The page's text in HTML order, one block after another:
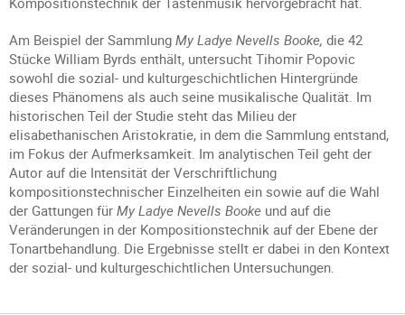
Am Beispiel der Sammlung My Ladye Nevells Booke, die 42
Stücke William Byrds enthält, untersucht Tihomir Popovic
sowohl die sozial- und kulturgeschichtlichen Hintergründe
dieses Phänomens als auch seine musikalische Qualität. Im
historischen Teil der Studie steht das Milieu der
elisabethanischen Aristokratie, in dem die Sammlung entstand,
im Fokus der Aufmerksamkeit. Im analytischen Teil geht der
Autor auf die Intensität der Verschriftlichung
kompositionstechnischer Einzelheiten ein sowie auf die Wahl
der Gattungen für My Ladye Nevells Booke und auf die
Veränderungen in der Kompositionstechnik auf der Ebene der
Tonartbehandlung. Die Ergebnisse stellt er dabei in den Kontext
der sozial- und kulturgeschichtlichen Untersuchungen.